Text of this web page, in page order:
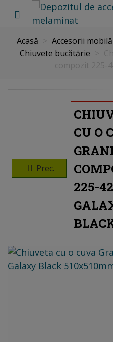
Acasă Accesorii mobilă
Chiuvete bucătărie
Prec.
CU O
225-